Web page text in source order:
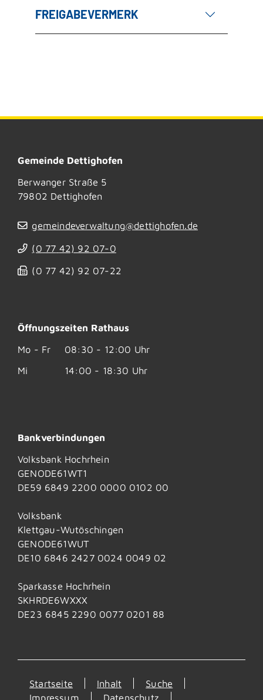
FREIGABEVERMERK
Gemeinde Dettighofen
Berwanger Straße 5
79802 Dettighofen
gemeindeverwaltung@dettighofen.de
(0 77 42) 92 07-0
(0 77 42) 92 07-22
Öffnungszeiten Rathaus
Mo - Fr
08:30 - 12:00 Uhr
Mi
14:00 - 18:30 Uhr
Bankverbindungen
Volksbank Hochrhein
GENODE61WT1
DE59 6849 2200 0000 0102 00
Volksbank
Klettgau-Wutöschingen
GENODE61WUT
DE10 6846 2427 0024 0049 02
Sparkasse Hochrhein
SKHRDE6WXXX
DE23 6845 2290 0077 0201 88
Startseite Inhalt
Suche
Impressum
Datenschutz